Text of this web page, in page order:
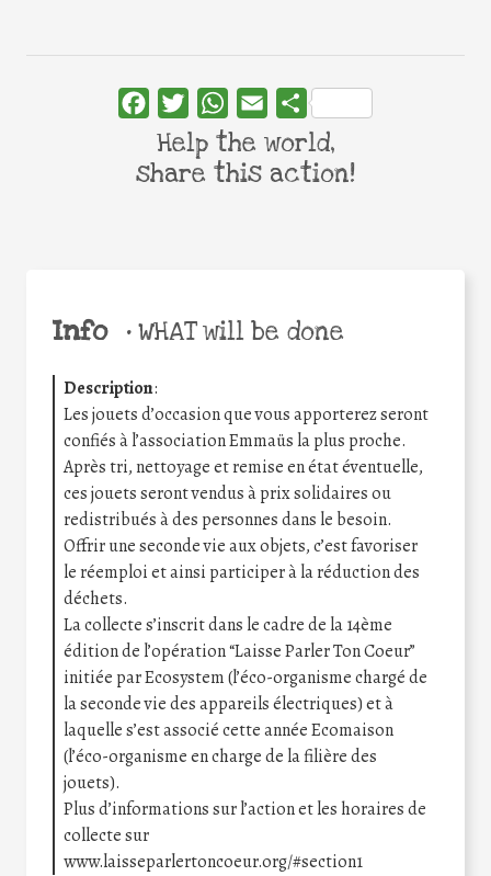
Info •WHAT will be done
Description:
Les jouets d’occasion que vous apporterez seront
confiés à l’association Emmaüs la plus proche.
Après tri, nettoyage et remise en état éventuelle,
ces jouets seront vendus à prix solidaires ou
redistribués à des personnes dans le besoin.
Offrir une seconde vie aux objets, c’est favoriser
le réemploi et ainsi participer à la réduction des
déchets.
La collecte s’inscrit dans le cadre de la 14ème
édition de l’opération “Laisse Parler Ton Coeur”
initiée par Ecosystem (l’éco-organisme chargé de
la seconde vie des appareils électriques) et à
laquelle s’est associé cette année Ecomaison
(l’éco-organisme en charge de la filière des
jouets).
Plus d’informations sur l’action et les horaires de
collecte sur
www.laisseparlertoncoeur.org/#section1
FacebookTwitterWhatsApp
Email Share
Help the world,
share this action!